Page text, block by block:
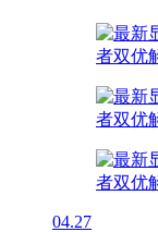
04.27